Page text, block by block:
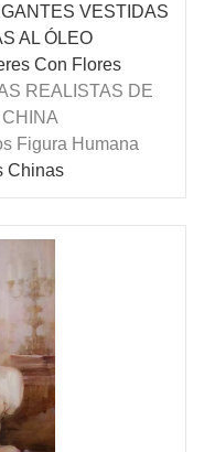
VESTIDAS
AL ÓLEO
Con Flores
REALISTAS DE
Figura Humana
Chinas